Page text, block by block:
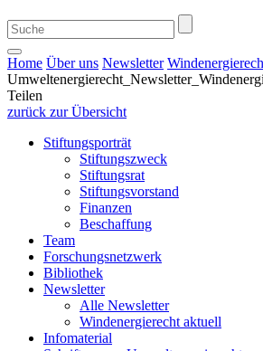
Home Über uns Newsletter
Teilen
zurück zur Übersicht
Stiftungsporträt
Stiftungszweck
Stiftungsrat
Stiftungsvorstand
Finanzen
Beschaffung
Team
Forschungsnetzwerk
Bibliothek
Newsletter
Alle Newsletter
Windenergierecht aktuell
Infomaterial